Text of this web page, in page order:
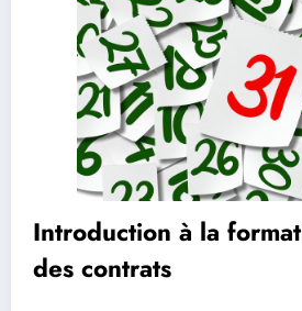
Introduction à la
des contrats